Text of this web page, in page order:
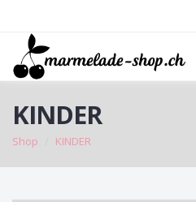
KINDER
Shop KINDER